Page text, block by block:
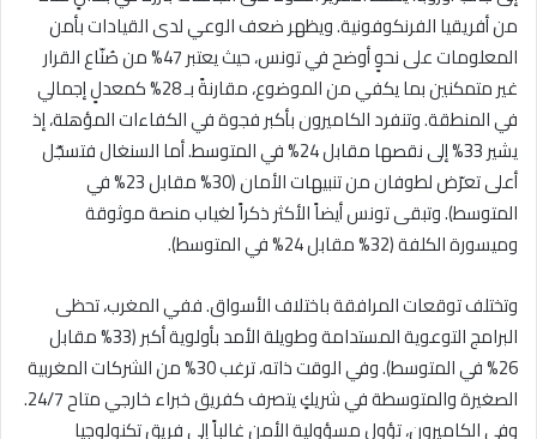
من أفريقيا الفرنكوفونية. ويظهر ضعف الوعي لدى القيادات بأمن
المعلومات على نحوٍ أوضح في تونس، حيث يعتبر 47% من صُنّاع القرار
غير متمكنين بما يكفي من الموضوع، مقارنةً بـ 28% كمعدلٍ إجمالي
في المنطقة. وتنفرد الكاميرون بأكبر فجوة في الكفاءات المؤهلة، إذ
يشير 33% إلى نقصها مقابل 24% في المتوسط. أما السنغال فتسجّل
أعلى تعرّض لطوفان من تنبيهات الأمان (30% مقابل 23% في
المتوسط). وتبقى تونس أيضاً الأكثر ذكراً لغياب منصة موثوقة
وميسورة الكلفة (32% مقابل 24% في المتوسط).
وتختلف توقعات المرافقة باختلاف الأسواق. ففي المغرب، تحظى
البرامج التوعوية المستدامة وطويلة الأمد بأولوية أكبر (33% مقابل
26% في المتوسط). وفي الوقت ذاته، ترغب 30% من الشركات المغربية
الصغيرة والمتوسطة في شريكٍ يتصرف كفريق خبراء خارجي متاح 24/7.
وفي الكاميرون، تؤول مسؤولية الأمن غالباً إلى فريق تكنولوجيا